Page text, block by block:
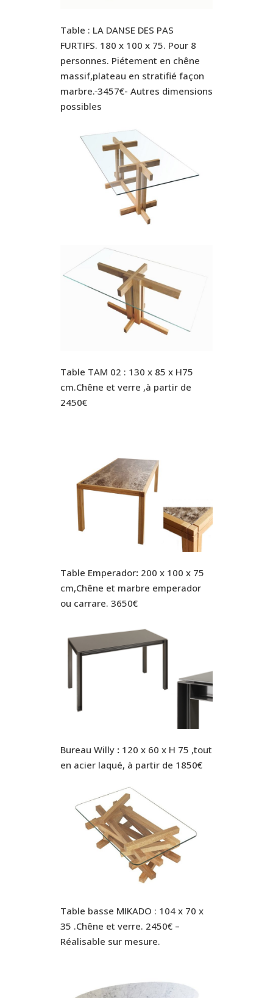
Table : LA DANSE DES PAS
FURTIFS. 180 x 100 x 75. Pour 8
personnes. Piétement en chêne
massif,plateau en stratifié façon
marbre. 3457€- Autres dimensions
possibles
Table TAM 02 : 130 x 85 x H75
cm.Chêne et verre ,à partir de
2450€
Table Emperador: 200 x 100 x 75
cm,Chêne et marbre emperador
ou carrare. 3650€
Bureau Willy : 120 x 60 x H 75 ,tout
en acier laqué, à partir de 1850€
Table basse MIKADO : 104 x 70 x
35 .Chêne et verre. 2450€ –
Réalisable sur mesure.